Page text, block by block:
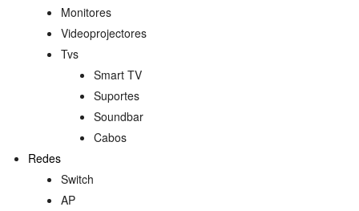
Monitores
Videoprojectores
Tvs
Smart TV
Suportes
Soundbar
Cabos
Redes
Switch
AP